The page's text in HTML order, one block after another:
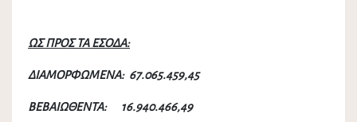
ΩΣ ΠΡΟΣ ΤΑ ΕΣΟΔΑ:
ΔΙΑΜΟΡΦΩΜΕΝΑ: 67.065.459,45
ΒΕΒΑΙΩΘΕΝΤΑ: 16.940.466,49